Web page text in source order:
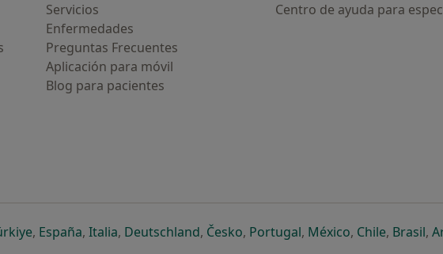
Servicios
Enfermedades
Preguntas Frecuentes
Aplicación para móvil
Blog para pacientes
Centro de ayuda para
en una nueva pestaña
se abre en una nueva pestaña
, Españase abre en una nueva pestaña
, Italiase abre en una nueva pestaña
, Deutschlandse abre en una nueva pestaña
, Českose abre en una nueva pestaña
, Portugalse abre en una nueva
, Méxicose abre en una
, Chilese abre
, Brasilse
,
o
un